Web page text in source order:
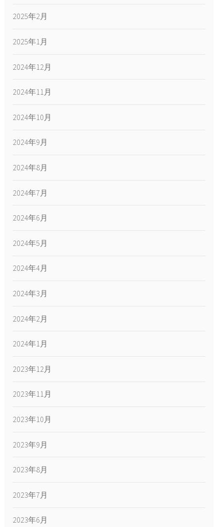
2025年2月
2025年1月
2024年12月
2024年11月
2024年10月
2024年9月
2024年8月
2024年7月
2024年6月
2024年5月
2024年4月
2024年3月
2024年2月
2024年1月
2023年12月
2023年11月
2023年10月
2023年9月
2023年8月
2023年7月
2023年6月